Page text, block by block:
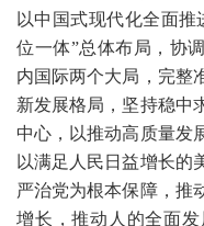
以中国式现代化全面
位一体”总体布局，协
内国际两个大局，完整
新发展格局，坚持稳中
中心，以推动高质量发
以满足人民日益增长的
严治党为根本保障，推
增长，推动人的全面